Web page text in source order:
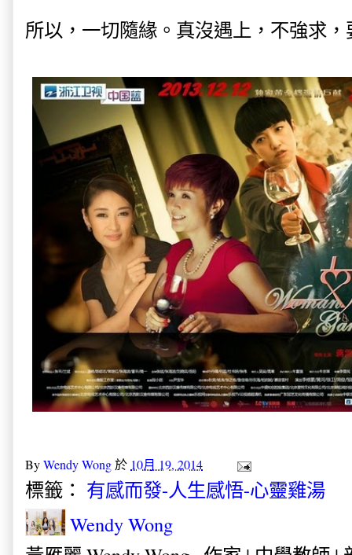
所以，一切隨緣。 真沒遇上，不強求，
ByWendy Wong於 10月 19, 2014
標籤： 有感而發-人生感悟-心靈雞湯
Wendy Wong